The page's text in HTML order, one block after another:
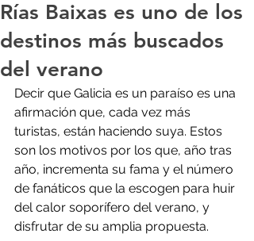
Rías Baixas es uno de los
destinos más buscados
del verano
Decir que Galicia es un paraíso es una
afirmación que, cada vez más
turistas, están haciendo suya. Estos
son los motivos por los que, año tras
año, incrementa su fama y el número
de fanáticos que la escogen para huir
del calor soporífero del verano, y
disfrutar de su amplia propuesta.